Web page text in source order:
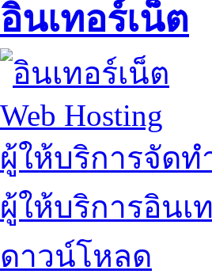
อินเทอร์เน็ต
Web Hosting
ผู้ให้บริการจัดท
ผู้ให้บริการอินเ
ดาวน์โหลด